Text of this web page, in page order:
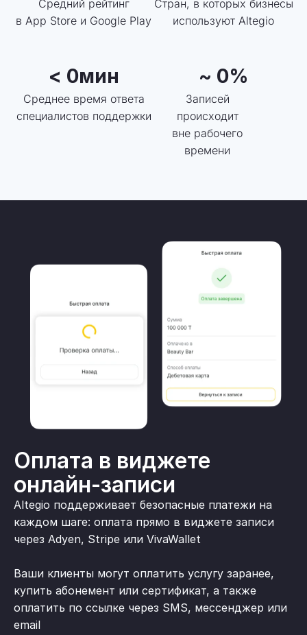
Cредний рейтинг
в App Store и Google Play
Стран, в которых бизнесы
используют Altegio
< 0мин
Среднее время ответа
специалистов поддержки
~ 0%
Записей
происходит
вне рабочего
времени
Оплата в виджете
онлайн-записи
Altegio поддерживает безопасные платежи на
каждом шаге: оплата прямо в виджете записи
через Adyen, Stripe или VivaWallet
Ваши клиенты могут оплатить услугу заранее,
купить абонемент или сертификат, а также
оплатить по ссылке через SMS, мессенджер или
email